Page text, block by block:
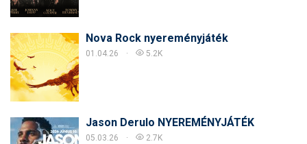
Nova Rock nyereményjáték
01.04.26 5.2K
Jason Derulo NYEREMÉNYJÁTÉK
05.03.26 2.7K